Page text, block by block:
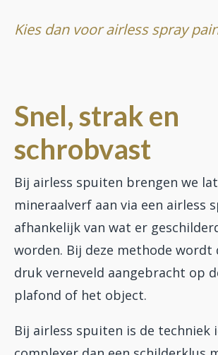
Kies dan voor airless spray
Snel, strak en
schrobvast
Bij airless spuiten brengen we
mineraalverf aan via een airless
afhankelijk van wat er
worden. Bij deze methode wordt
druk verneveld aangebracht op
plafond of het object.
Bij airless spuiten is de techniek